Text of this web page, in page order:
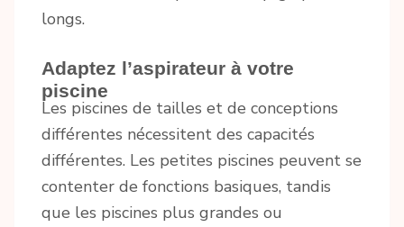
longs.
Adaptez l’aspirateur à votre
piscine
Les piscines de tailles et de conceptions
différentes nécessitent des capacités
différentes. Les petites piscines peuvent se
contenter de fonctions basiques, tandis
que les piscines plus grandes ou